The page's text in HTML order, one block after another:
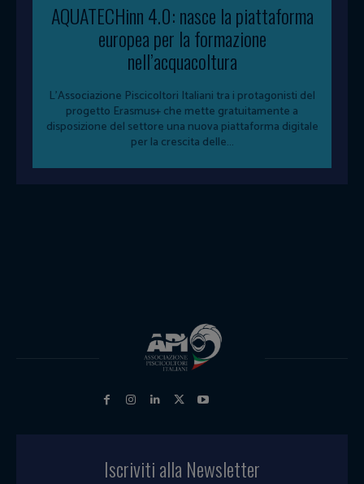
AQUATECHinn 4.0: nasce la piattaforma
europea per la formazione
nell’acquacoltura
L'Associazione Piscicoltori Italiani tra i protagonisti del
progetto Erasmus+ che mette gratuitamente a
disposizione del settore una nuova piattaforma digitale
per la crescita delle...
Iscriviti alla Newsletter